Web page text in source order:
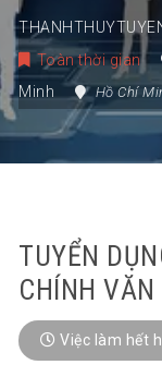
Toàn thời gian
Minh
Hồ Chí
TUYỂN
CHÍNH VĂN
Việc làm hết